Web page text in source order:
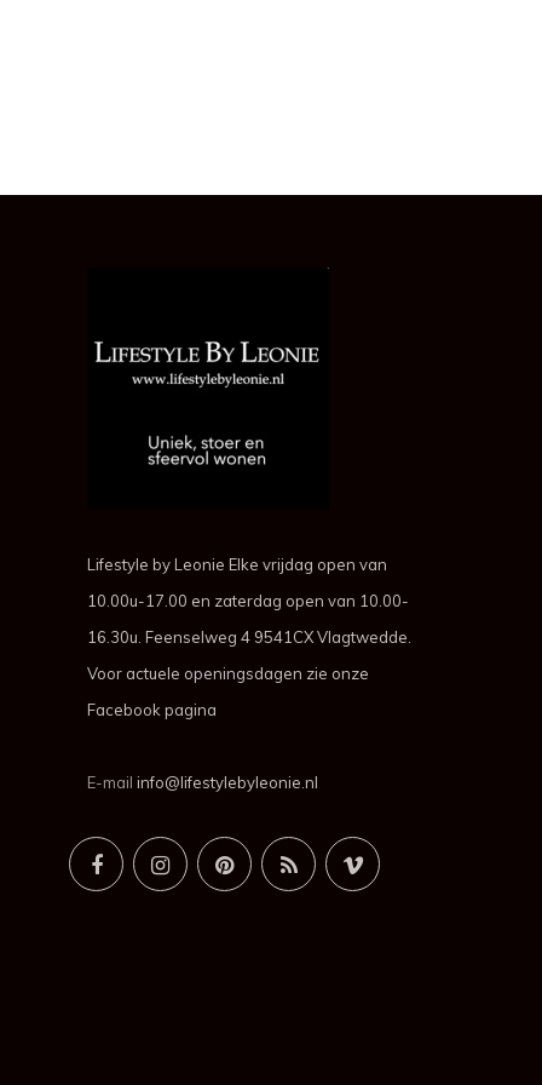
Lifestyle by Leonie Elke vrijdag open van
10.00u-17.00 en zaterdag open van 10.00-
16.30u. Feenselweg 4 9541CX Vlagtwedde.
Voor actuele openingsdagen zie onze
Facebook pagina
E-mail info@lifestylebyleonie.nl